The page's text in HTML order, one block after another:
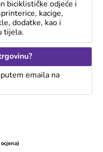
biciklističke odjeće i
kacige,
dodatke, kao i
tijela.
emaila na